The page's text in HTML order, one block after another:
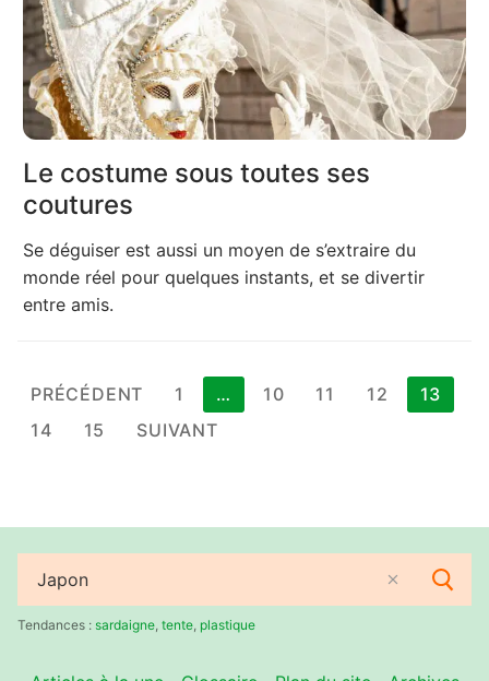
Le costume sous toutes ses
coutures
Se déguiser est aussi un moyen de s’extraire du
monde réel pour quelques instants, et se divertir
entre amis.
Pagination
des
PRÉCÉDENT 1 … 10 11 12
13
14
15 SUIVANT
Rechercher
:Tendances : sardaigne tente plastique